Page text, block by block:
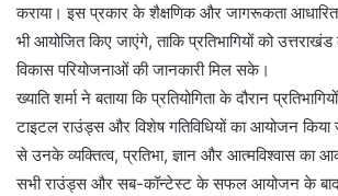
कराया। इस प्रकार के शैक्षणिक और जागरूकता
भी आयोजित किए जाएंगे, ताकि प्रतिभागियों को
विकास परियोजनाओं की जानकारी मिल सके।
ख्याति शर्मा ने बताया कि प्रतियोगिता के दौरान
टाइटल राउंड्स और विशेष गतिविधियों का आयोजन किया
से उनके व्यक्तित्व, प्रतिभा, ज्ञान और आत्मविश्वास का
सभी राउंड्स और सब-कॉन्टेस्ट के सफल आयोजन के बाद